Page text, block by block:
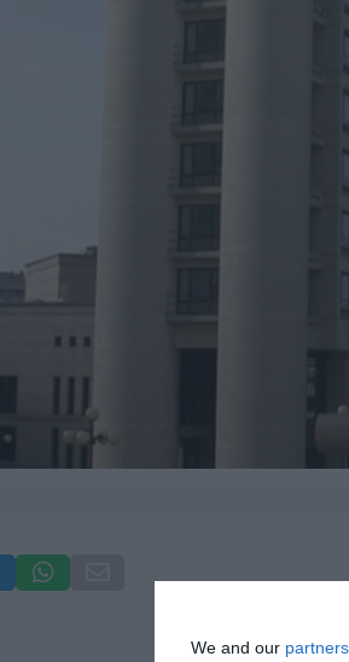
We and our partners
